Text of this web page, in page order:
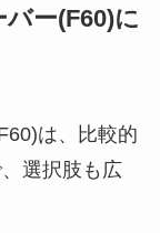
ー(F60)に
は、比較的
選択肢も広